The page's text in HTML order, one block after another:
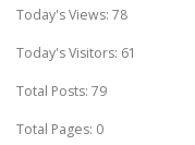
Today's Views: 78
Today's Visitors: 61
Total Posts: 79
Total Pages: 0